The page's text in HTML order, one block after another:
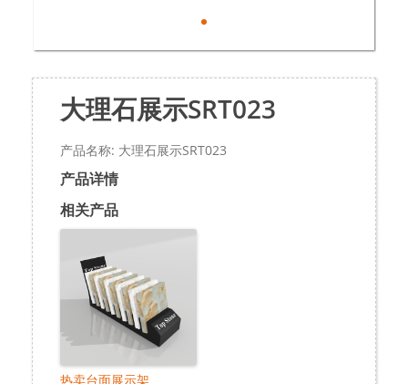
大理石展示SRT023
产品名称: 大理石展示SRT023
产品详情
相关产品
热卖台面展示架